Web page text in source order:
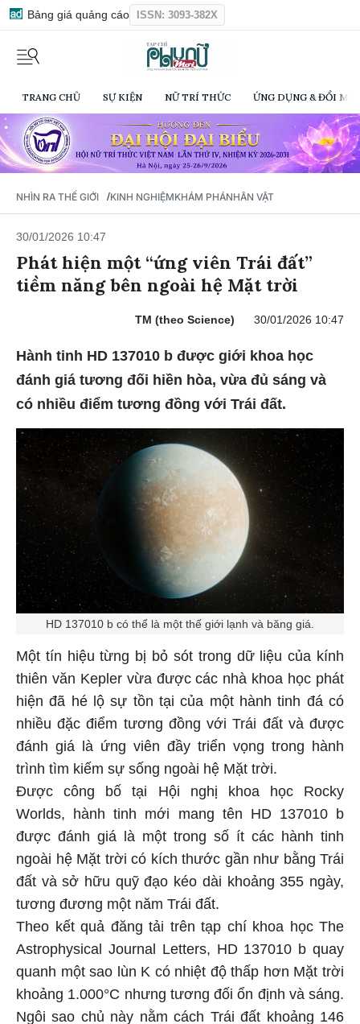
Bảng giá quảng cáo ISSN: 3093-382X
TRANG CHỦ SỰ KIỆN NỮ TRÍ THỨC ỨNG DỤNG & ĐỔI
NHÌN RA THẾ GIỚI /KINH NGHIỆMKHÁM PHÁNHÂN VẬT
30/01/2026 10:47
Phát hiện một “ứng viên Trái đất”
tiềm năng bên ngoài hệ Mặt trời
TM (theo Science) 30/01/2026 10:47
Hành tinh HD 137010 b được giới khoa học
đánh giá tương đối hiền hòa, vừa đủ sáng và
có nhiều điểm tương đồng với Trái đất.
HD 137010 b có thể là một thế giới lạnh và băng giá.
Một tín hiệu từng bị bỏ sót trong dữ liệu của kính
thiên văn Kepler vừa được các nhà khoa học phát
hiện đã hé lộ sự tồn tại của một hành tinh đá có
nhiều đặc điểm tương đồng với Trái đất và được
đánh giá là ứng viên đầy triển vọng trong hành
trình tìm kiếm sự sống ngoài hệ Mặt trời.
Được công bố tại Hội nghị khoa học Rocky
Worlds, hành tinh mới mang tên HD 137010 b
được đánh giá là một trong số ít các hành tinh
ngoài hệ Mặt trời có kích thước gần như bằng Trái
đất và sở hữu quỹ đạo kéo dài khoảng 355 ngày,
tương đương một năm Trái đất.
Theo kết quả đăng tải trên tạp chí khoa học The
Astrophysical Journal Letters, HD 137010 b quay
quanh một sao lùn K có nhiệt độ thấp hơn Mặt trời
khoảng 1.000°C nhưng tương đối ổn định và sáng.
Ngôi sao chủ này nằm cách Trái đất khoảng 146